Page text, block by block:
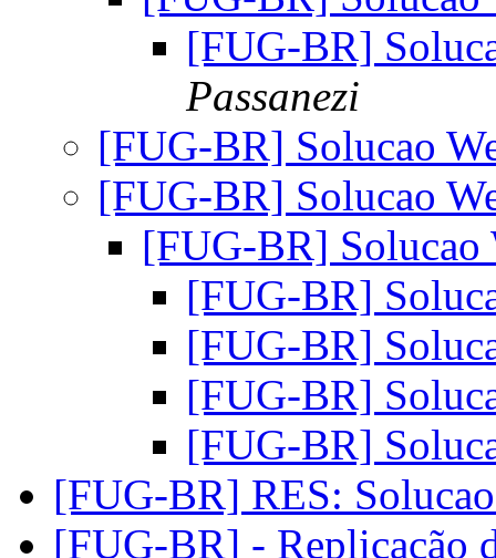
[FUG-BR]
Passanezi
[FUG-BR] Solucao
[FUG-BR] Solucao
[FUG-BR]
[FUG-BR]
[FUG-BR]
[FUG-BR]
[FUG-BR]
[FUG-BR] RES:
[FUG-BR] - Replicação